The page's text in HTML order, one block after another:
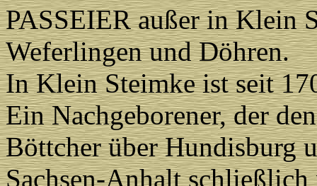
PASSEIER außer in Klein
Weferlingen und Döhren.
In Klein Steimke ist seit
Ein Nachgeborener, der
Böttcher über Hundisburg
Sachsen-Anhalt